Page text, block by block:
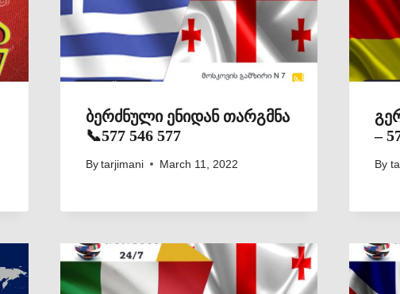
ბერძნული ენიდან თარგმნა
📞577 546 577
By tarjimani March 11, 2022
–
By